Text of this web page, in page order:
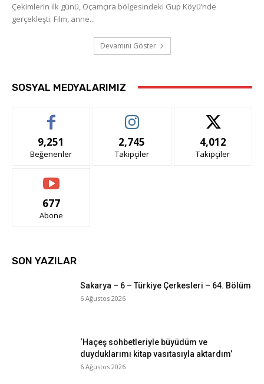
Çekimlerin ilk günü, Oçamçıra bölgesindeki Gup Köyü’nde
gerçekleşti. Film, anne...
Devamını Göster
SOSYAL MEDYALARIMIZ
9,251
Beğenenler
2,745
Takipçiler
4,012
Takipçiler
677
Abone
SON YAZILAR
Sakarya – 6 – Türkiye Çerkesleri – 64. Bölüm
6 Ağustos 2026
‘Haçeş sohbetleriyle büyüdüm ve
duyduklarımı kitap vasıtasıyla aktardım’
6 Ağustos 2026